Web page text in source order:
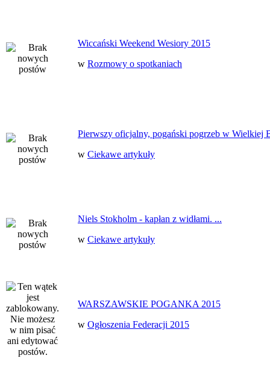
Wiccański Weekend Wesiory 2015
w Rozmowy o spotkaniach
Pierwszy oficjalny, pogański pogrzeb w Wielkiej
w Ciekawe artykuły
Niels Stokholm - kapłan z widłami. ...
w Ciekawe artykuły
WARSZAWSKIE POGANKA 2015
w Ogłoszenia Federacji 2015